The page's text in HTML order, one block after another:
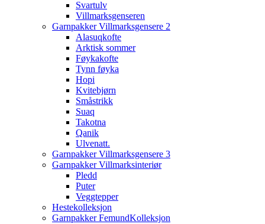
Svartulv
Villmarksgenseren
Garnpakker Villmarksgensere 2
Alasuqkofte
Arktisk sommer
Føykakofte
Tynn føyka
Hopi
Kvitebjørn
Småstrikk
Suaq
Takotna
Qanik
Ulvenatt.
Garnpakker Villmarksgensere 3
Garnpakker Villmarksinteriør
Pledd
Puter
Veggtepper
Hestekolleksjon
Garnpakker FemundKolleksjon